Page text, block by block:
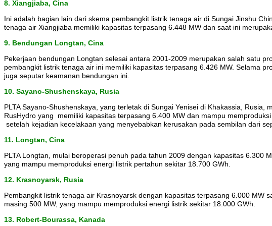
8. Xiangjiaba, Cina
Ini adalah bagian lain dari skema pembangkit listrik tenaga air di Sungai Jinshu
tenaga air Xiangjiaba memiliki kapasitas terpasang 6.448 MW dan saat ini
9. Bendungan Longtan, Cina
Pekerjaan bendungan Longtan selesai antara 2001-2009 merupakan salah satu
pembangkit listrik tenaga air ini memiliki kapasitas terpasang 6.426 MW. Selama
juga seputar keamanan bendungan ini.
10. Sayano-Shushenskaya, Rusia
PLTA Sayano-Shushenskaya, yang terletak di Sungai Yenisei di Khakassia,
RusHydro yang memiliki kapasitas terpasang 6.400 MW dan mampu
setelah kejadian kecelakaan yang menyebabkan kerusakan pada sembilan dari
11. Longtan, Cina
PLTA Longtan, mulai beroperasi penuh pada tahun 2009 dengan kapasitas
yang mampu memproduksi energi listrik pertahun sekitar 18.700 GWh.
12. Krasnoyarsk, Rusia
Pembangkit listrik tenaga air Krasnoyarsk dengan kapasitas terpasang 6.000
masing 500 MW, yang mampu memproduksi energi listrik sekitar 18.000 GWh.
13. Robert-Bourassa, Kanada